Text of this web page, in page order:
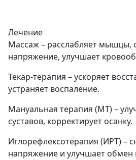
Лечение
Массаж – расслабляет мышцы,
напряжение, улучшает
Текар-терапия – ускоряет
устраняет воспаление.
Мануальная терапия (МТ) –
суставов, корректирует осанку.
Иглорефлексотерапия (ИРТ) –
напряжение и улучшает обмен